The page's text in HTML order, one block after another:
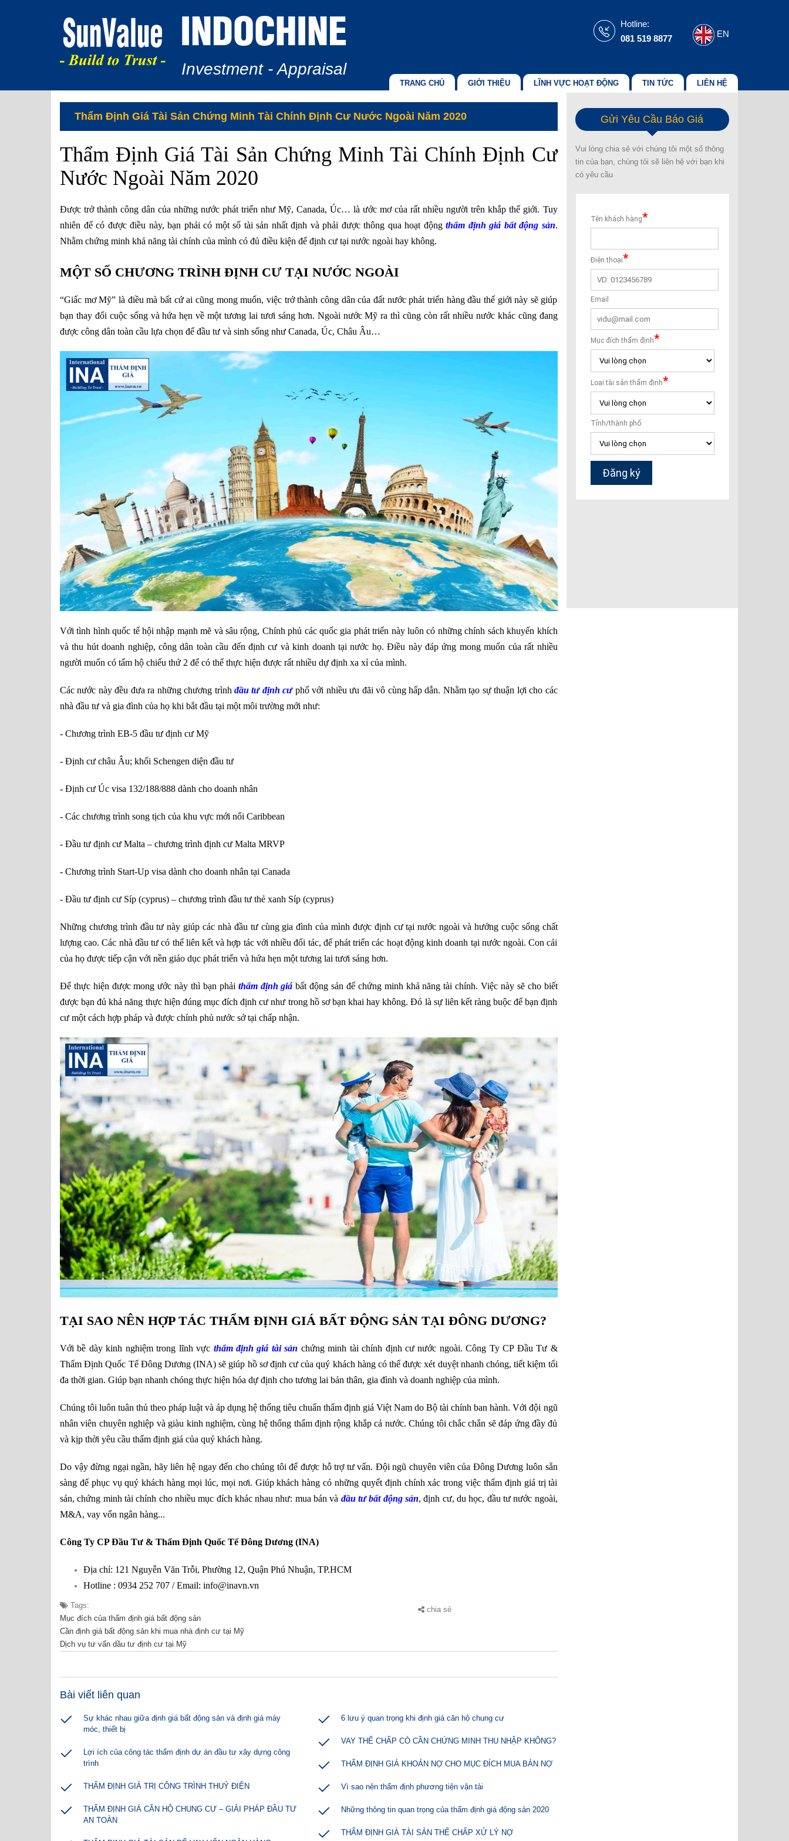
INDOCHINE
Investment - Appraisal
Hotline:
081 519 8877
EN
TRANG CHỦ GIỚI THIỆU LĨNH VỰC HOẠT ĐỘNG TIN TỨC LIÊN HỆ
Thẩm Định Giá Tài Sản Chứng Minh Tài Chính Định Cư Nước Ngoài Năm 2020
Thẩm Định Giá Tài Sản Chứng Minh Tài Chính Định Cư
Nước Ngoài Năm 2020
Được trở thành công dân của những nước phát triển như Mỹ, Canada, Úc… là ước mơ của rất nhiều người trên khắp thế giới. Tuy
nhiên để có được điều này, bạn phải có một số tài sản nhất định và phải được thông qua hoạt động thẩm định giá bất động sản.
Nhằm chứng minh khả năng tài chính của mình có đủ điều kiện để định cư tại nước ngoài hay không.
MỘT SỐ CHƯƠNG TRÌNH ĐỊNH CƯ TẠI NƯỚC NGOÀI
“Giấc mơ Mỹ” là điều mà bất cứ ai cũng mong muốn, việc trở thành công dân của đất nước phát triển hàng đầu thế giới này sẽ giúp
bạn thay đổi cuộc sống và hứa hẹn về một tương lai tươi sáng hơn. Ngoài nước Mỹ ra thì cũng còn rất nhiều nước khác cũng đang
được công dân toàn cầu lựa chọn để đầu tư và sinh sống như Canada, Úc, Châu Âu…
Với tình hình quốc tế hội nhập mạnh mẽ và sâu rộng, Chính phủ các quốc gia phát triển này luôn có những chính sách khuyến khích
và thu hút doanh nghiệp, công dân toàn cầu đến định cư và kinh doanh tại nước họ. Điều này đáp ứng mong muốn của rất nhiều
người muốn có tấm hộ chiếu thứ 2 để có thể thực hiện được rất nhiều dự định xa xỉ của mình.
Các nước này đều đưa ra những chương trìnhđầu tư định cưphổ với nhiều ưu đãi vô cùng hấp dẫn. Nhằm tạo sự thuận lợi cho các
nhà đầu tư và gia đình của họ khi bắt đầu tại một môi trường mới như:
- Chương trình EB-5 đầu tư định cư Mỹ
- Định cư châu Âu; khối Schengen diện đầu tư
- Định cư Úc visa 132/188/888 dành cho doanh nhân
- Các chương trình song tịch của khu vực mới nổi Caribbean
- Đầu tư định cư Malta – chương trình định cư Malta MRVP
- Chương trình Start-Up visa dành cho doanh nhân tại Canada
- Đầu tư định cư Síp (cyprus) – chương trình đầu tư thẻ xanh Síp (cyprus)
Những chương trình đầu tư này giúp các nhà đầu tư cùng gia đình của mình được định cư tại nước ngoài và hưởng cuộc sống chất
lượng cao. Các nhà đầu tư có thể liên kết và hợp tác với nhiều đối tác, để phát triển các hoạt động kinh doanh tại nước ngoài. Con cái
của họ được tiếp cận với nền giáo dục phát triển và hứa hẹn một tương lai tươi sáng hơn.
Để thực hiện được mong ước này thì bạn phải thẩm định giá bất động sản để chứng minh khả năng tài chính. Việc này sẽ cho biết
được bạn đủ khả năng thực hiện đúng mục đích định cư như trong hồ sơ bạn khai hay không. Đó là sự liên kết ràng buộc để bạn định
cư một cách hợp pháp và được chính phủ nước sở tại chấp nhận.
TẠI SAO NÊN HỢP TÁC THẨM ĐỊNH GIÁ BẤT ĐỘNG SẢN TẠI ĐÔNG DƯƠNG?
Với bề dày kinh nghiệm trong lĩnh vực thẩm định giá tài sản chứng minh tài chính định cư nước ngoài. Công Ty CP Đầu Tư &
Thẩm Định Quốc Tế Đông Dương (INA) sẽ giúp hồ sơ định cư của quý khách hàng có thể được xét duyệt nhanh chóng, tiết kiệm tối
đa thời gian. Giúp bạn nhanh chóng thực hiện hóa dự định cho tương lai bản thân, gia đình và doanh nghiệp của mình.
Chúng tôi luôn tuân thủ theo pháp luật và áp dụng hệ thống tiêu chuẩn thẩm định giá Việt Nam do Bộ tài chính ban hành. Với đội ngũ
nhân viên chuyên nghiệp và giàu kinh nghiệm, cùng hệ thống thẩm định rộng khắp cả nước. Chúng tôi chắc chắn sẽ đáp ứng đầy đủ
và kịp thời yêu cầu thẩm định giá của quý khách hàng.
Do vậy đừng ngại ngần, hãy liên hệ ngay đến cho chúng tôi để được hỗ trợ tư vấn. Đội ngũ chuyên viên của Đông Dương luôn sẵn
sàng để phục vụ quý khách hàng mọi lúc, mọi nơi. Giúp khách hàng có những quyết định chính xác trong việc thẩm định giá trị tài
sản, chứng minh tài chính cho nhiều mục đích khác nhau như: mua bán và đầu tư bất động sản, định cư, du học, đầu tư nước ngoài,
M&A, vay vốn ngân hàng...
Công Ty CP Đầu Tư & Thẩm Định Quốc Tế Đông Dương (INA)
Địa chỉ: 121 Nguyễn Văn Trỗi, Phường 12, Quận Phú Nhuận, TP.HCM
Hotline : 0934 252 707 / Email: info@inavn.vn
Tags:
Mục đích của thẩm định giá bất động sản
Cần định giá bất động sản khi mua nhà định cư tại Mỹ
Dịch vụ tư vấn dầu tư định cư tại Mỹ
chia sẻ
Bài viết liên quan
Sự khác nhau giữa định giá bất động sản và định giá máy
móc, thiết bị
Lợi ích của công tác thẩm định dự án đầu tư xây dựng công
trình
THẨM ĐỊNH GIÁ TRỊ CÔNG TRÌNH THUỶ ĐIỆN
THẨM ĐỊNH GIÁ CĂN HỘ CHUNG CƯ – GIẢI PHÁP ĐẦU TƯ
AN TOÀN
6 lưu ý quan trọng khi định giá căn hộ chung cư
VAY THẾ CHẤP CÓ CẦN CHỨNG MINH THU NHẬP KHÔNG?
THẨM ĐỊNH GIÁ KHOẢN NỢ CHO MỤC ĐÍCH MUA BÁN NỢ
Vì sao nên thẩm định phương tiện vận tải
Những thông tin quan trọng của thẩm định giá động sản 2020
THẨM ĐỊNH GIÁ TÀI SẢN THẾ CHẤP XỬ LÝ NỢ
Gửi Yêu Cầu Báo Giá
Vui lòng chia sẻ với chúng tôi một số thông
tin của bạn, chúng tôi sẽ liên hệ với bạn khi
có yêu cầu